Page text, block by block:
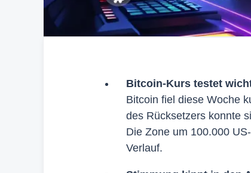
Bitcoin-Kurs testet
Bitcoin fiel diese Woche
des Rücksetzers konnte
Die Zone um 100.000
Verlauf.